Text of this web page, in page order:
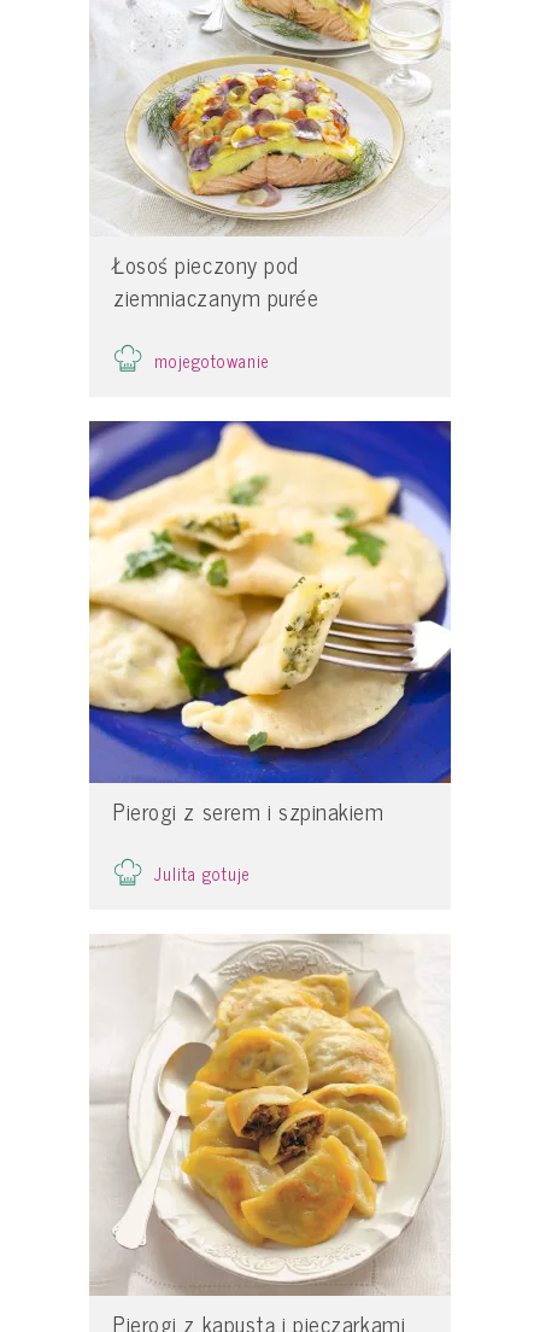
Łosoś pieczony pod
ziemniaczanym purée
mojegotowanie
Pierogi z serem i szpinakiem
Julita gotuje
Pierogi z kapustą i pieczarkami